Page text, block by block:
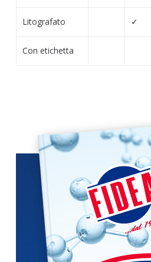
Litografato ✓
Con etichetta